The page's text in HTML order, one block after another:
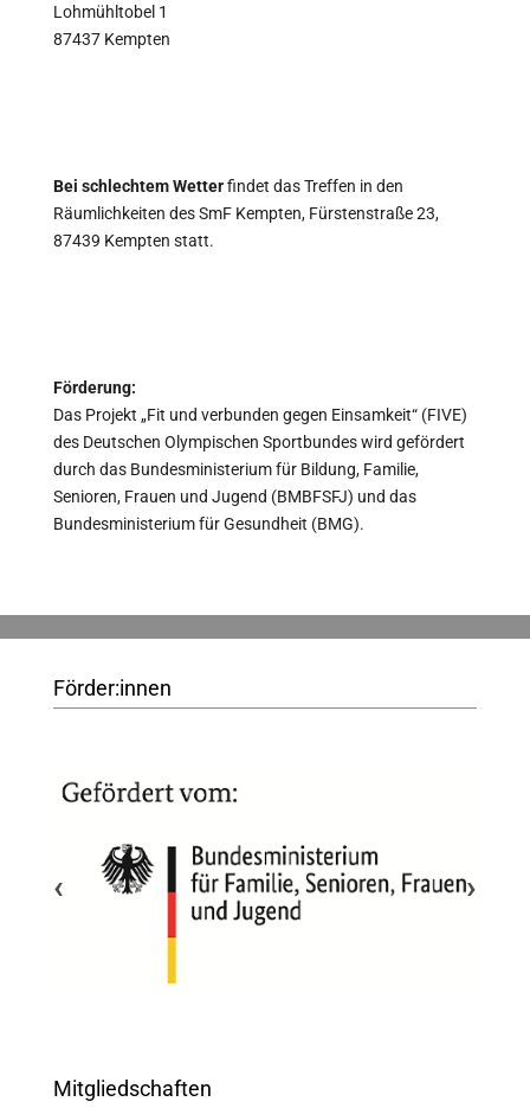
Lohmühltobel 1
87437 Kempten
Bei schlechtem Wetterfindet das Treffen in den
Räumlichkeiten des SmF Kempten, Fürstenstraße 23,
87439 Kempten statt.
Förderung:
Das Projekt „Fit und verbunden gegen Einsamkeit“ (FIVE)
des Deutschen Olympischen Sportbundes wird gefördert
durch das Bundesministerium für Bildung, Familie,
Senioren, Frauen und Jugend (BMBFSFJ) und das
Bundesministerium für Gesundheit (BMG).
Förder:innen
‹ ›
Mitgliedschaften